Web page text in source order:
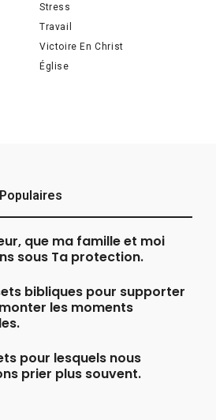
Stress
Travail
Victoire En Christ
Église
que ma famille et moi
sous Ta protection.
bibliques pour supporter
les moments
pour lesquels nous
prier plus souvent.